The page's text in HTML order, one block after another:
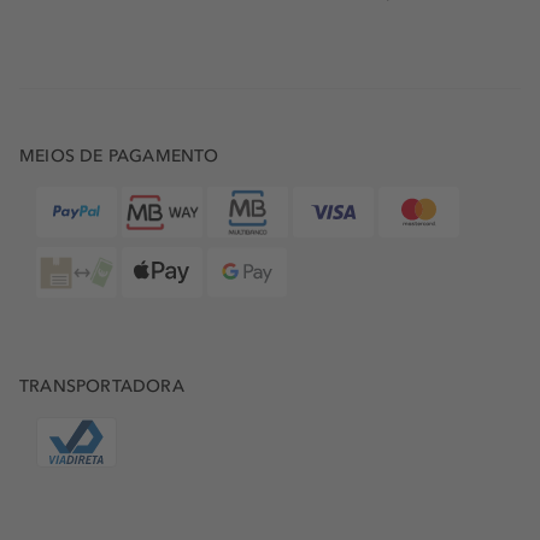
energia ao longo do dia.
Para o lar, transforme o ambiente do seu espaço favorito
num refúgio de verão com um ambientador Rituals da
coleção The Ritual of Karma. Com uma seleção elegante
de
sticks perfumados
, velas aromáticas e sprays de
interior, esta coleção clássica da Rituals leva até si a
espírito do verão durante todo o ano. Basta um toque
desta essência para sentir-se transportado para um
cenário tranquilo, envolto em bem-estar e positividade,
no conforto da sua casa.
MEIOS DE PAGAMENTO
TRANSPORTADORA